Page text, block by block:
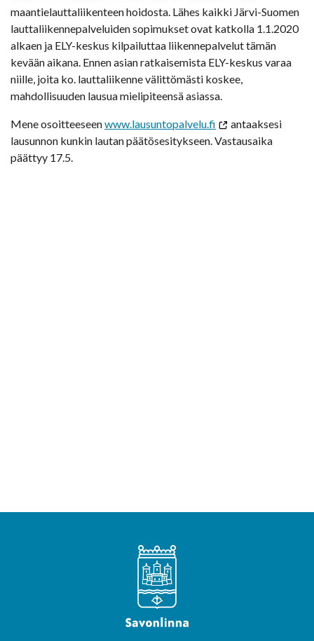
maantielauttaliikenteen hoidosta. Lähes kaikki Järvi-Suomen
lauttaliikennepalveluiden sopimukset ovat katkolla 1.1.2020
alkaen ja ELY-keskus kilpailuttaa liikennepalvelut tämän
kevään aikana. Ennen asian ratkaisemista ELY-keskus varaa
niille, joita ko. lauttaliikenne välittömästi koskee,
mahdollisuuden lausua mielipiteensä asiassa.
Mene osoitteeseenwww.lausuntopalvelu.fi
antaaksesi
lausunnon kunkin lautan päätösesitykseen. Vastausaika
päättyy 17.5.